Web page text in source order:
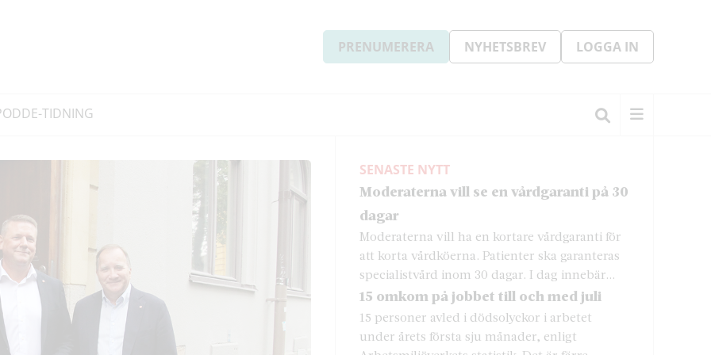
PRENUMERERA NYHETSBREV LOGGA IN
E-TIDNING
SENASTE NYTT
Moderaterna vill se en vårdgaranti på 30
dagar
Moderaterna vill ha en kortare vårdgaranti för
att korta vårdköerna. Patienter ska garanteras
specialistvård inom 30 dagar. I dag innebär...
15 omkom på jobbet till och med juli
15 personer avled i dödsolyckor i arbetet
under årets första sju månader, enligt